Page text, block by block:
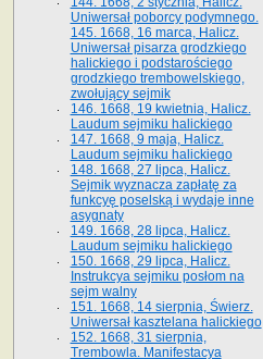
Uniwersał poborcy podymnego.
145. 1668, 16 marca, Halicz.
Uniwersał pisarza grodzkiego
halickiego i podstarościego
grodzkiego trembowelskiego,
zwołujący sejmik
146. 1668, 19 kwietnia, Halicz.
Laudum sejmiku halickiego
147. 1668, 9 maja, Halicz.
Laudum sejmiku halickiego
148. 1668, 27 lipca, Halicz.
Sejmik wyznacza zapłatę za
funkcyę poselską i wydaje inne
asygnaty
149. 1668, 28 lipca, Halicz.
Laudum sejmiku halickiego
150. 1668, 29 lipca, Halicz.
Instrukcya sejmiku posłom na
sejm walny
151. 1668, 14 sierpnia, Świerz.
Uniwersał kasztelana halickiego
152. 1668, 31 sierpnia,
Trembowla. Manifestacya